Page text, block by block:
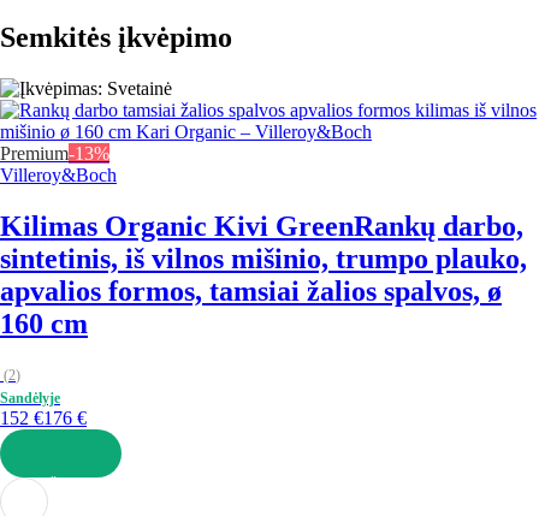
Semkitės įkvėpimo
Premium-13%
Villeroy&Boch
Kilimas Organic Kivi GreenRankų darbo,
sintetinis, iš vilnos mišinio, trumpo plauko,
apvalios formos, tamsiai žalios spalvos, ø
160 cm
(2)
Sandėlyje
152 €176 €
Į KREPŠELĮ